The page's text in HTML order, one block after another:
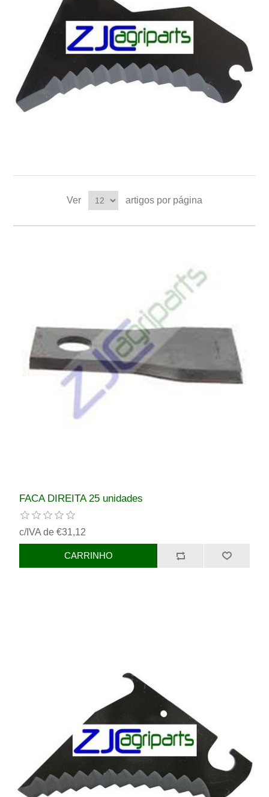
Ver artigos por página
FACA DIREITA 25 unidades
c/IVA de €31,12